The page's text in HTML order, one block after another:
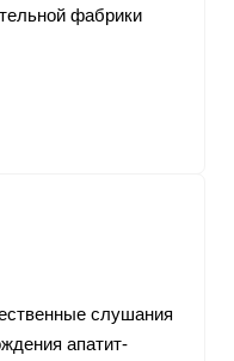
фабрики
слушания
апатит-